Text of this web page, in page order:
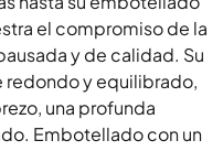
el compromiso de la
y de calidad. Su
redondo y equilibrado,
una profunda
Embotellado con un